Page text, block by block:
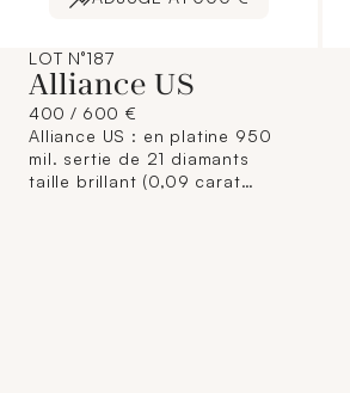
LOT N°187
Alliance US
400 / 600 €
Alliance US : en platine 950
mil. sertie de 21 diamants
taille brillant (0,09 carat